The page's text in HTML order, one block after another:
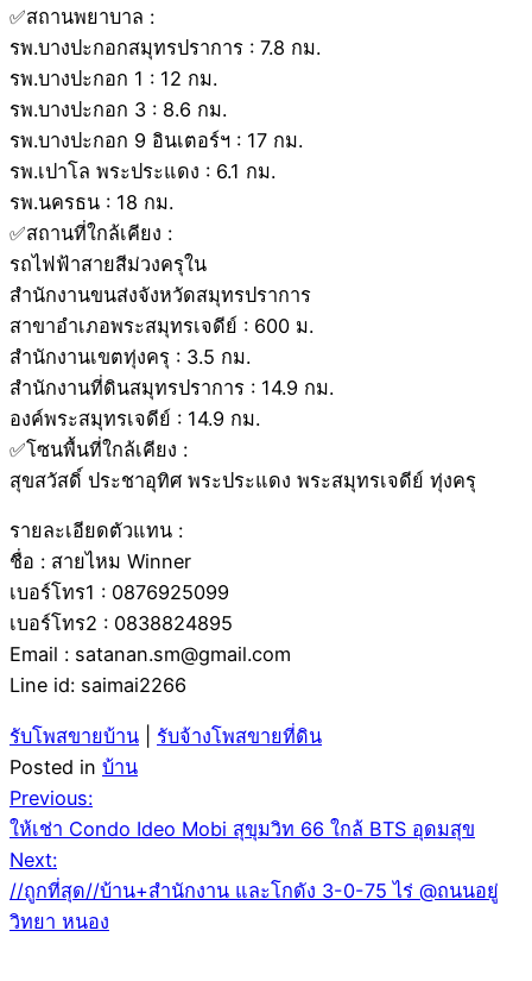
✅สถานพยาบาล :
รพ.บางปะกอกสมุทรปราการ : 7.8 กม.
รพ.บางปะกอก 1 : 12 กม.
รพ.บางปะกอก 3 : 8.6 กม.
รพ.บางปะกอก 9 อินเตอร์ฯ : 17 กม.
รพ.เปาโล พระประแดง : 6.1 กม.
รพ.นครธน : 18 กม.
✅สถานที่ใกล้เคียง :
รถไฟฟ้าสายสีม่วงครุใน
สำนักงานขนส่งจังหวัดสมุทรปราการ
สาขาอำเภอพระสมุทรเจดีย์ : 600 ม.
สำนักงานเขตทุ่งครุ : 3.5 กม.
สำนักงานที่ดินสมุทรปราการ : 14.9 กม.
องค์พระสมุทรเจดีย์ : 14.9 กม.
✅โซนพื้นที่ใกล้เคียง :
สุขสวัสดิ์ ประชาอุทิศ พระประแดง พระสมุทรเจดีย์ ทุ่งครุ
รายละเอียดตัวแทน :
ชื่อ : สายไหม Winner
เบอร์โทร1 : 0876925099
เบอร์โทร2 : 0838824895
Email : satanan.sm@gmail.com
Line id: saimai2266
รับโพสขายบ้าน
รับจ้างโพสขายที่ดิน
Posted in บ้าน
Post
navigation
Previous:
ให้เช่า Condo Ideo Mobi สุขุมวิท 66 ใกล้ BTS อุดมสุข
Next:
//ถูกที่สุด//บ้าน+สำนักงาน และโกดัง 3-0-75 ไร่ @ถนนอยู่
วิทยา หนอง